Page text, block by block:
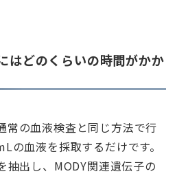
はどのくらいの時間がかか
常の血液検査と同じ方法で行
の血液を採取するだけです。
抽出し、MODY関連遺伝子の